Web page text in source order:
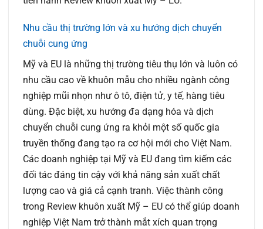
Nhu cầu thị trường lớn và xu hướng dịch chuyển
chuỗi cung ứng
Mỹ và EU là những thị trường tiêu thụ lớn và luôn có
nhu cầu cao về khuôn mẫu cho nhiều ngành công
nghiệp mũi nhọn như ô tô, điện tử, y tế, hàng tiêu
dùng. Đặc biệt, xu hướng đa dạng hóa và dịch
chuyển chuỗi cung ứng ra khỏi một số quốc gia
truyền thống đang tạo ra cơ hội mới cho Việt Nam.
Các doanh nghiệp tại Mỹ và EU đang tìm kiếm các
đối tác đáng tin cậy với khả năng sản xuất chất
lượng cao và giá cả cạnh tranh. Việc thành công
trong Review khuôn xuất Mỹ – EU có thể giúp doanh
nghiệp Việt Nam trở thành mắt xích quan trọng